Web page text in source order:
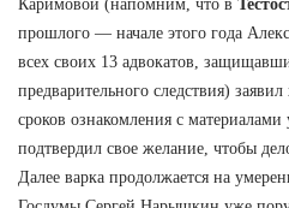
Каримовой (напомним, что в
прошлого — начале этого года
всех своих 13 адвокатов,
предварительного следствия)
сроков ознакомления с материалами
подтвердил свое желание, чтобы
Далее варка продолжается на